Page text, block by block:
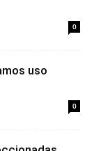
0
uso
0